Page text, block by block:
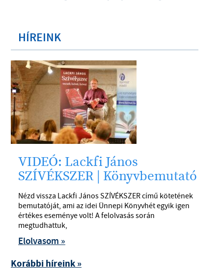
HÍREINK
VIDEÓ: Lackfi János
SZÍVÉKSZER | Könyvbemutató
Nézd vissza Lackfi János SZÍVÉKSZER című kötetének
bemutatóját, ami az idei Ünnepi Könyvhét egyik igen
értékes eseménye volt! A felolvasás során
megtudhattuk,
Elolvasom »
Korábbi híreink »